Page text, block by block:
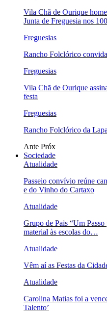
Vila Chã de Ourique
Junta de Freguesia nos
Freguesias
Rancho Folclórico
Freguesias
Vila Chã de Ourique
festa
Freguesias
Rancho Folclórico da
Ante Próx
Sociedade
Atualidade
Passeio convívio reúne
e do Vinho do Cartaxo
Atualidade
Grupo de Pais “Um
material às escolas do…
Atualidade
Vêm aí as Festas da
Atualidade
Carolina Matias foi a
Talento’